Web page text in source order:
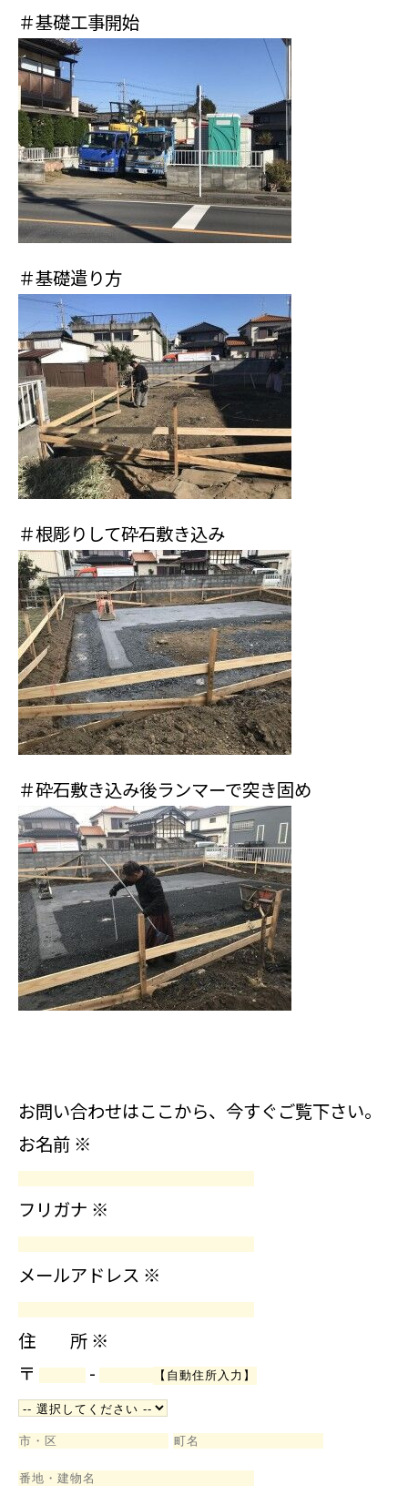
＃基礎工事開始
＃基礎遣り方
＃根彫りして砕石敷き込み
＃砕石敷き込み後ランマーで突き固め
お問い合わせはここから、今すぐご覧下さい。
お名前 ※
フリガナ ※
メールアドレス ※
住 所 ※
〒
-